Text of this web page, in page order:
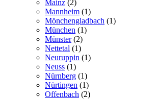
Mainz (2)
Mannheim (1)
Mönchengladbach (1)
München (1)
Münster(2)
Nettetal (1)
Neuruppin (1)
Neuss (1)
Nürnberg (1)
Nürtingen (1)
Offenbach (2)